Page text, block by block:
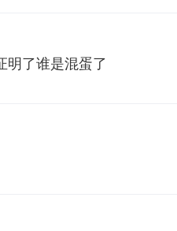
明了谁是混蛋了